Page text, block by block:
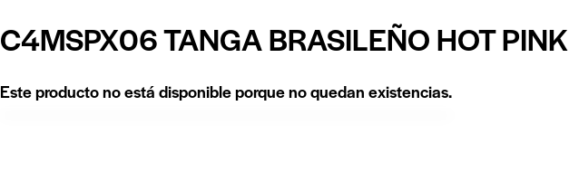
C4MSPX06 TANGA BRASILEÑO HOT PINK
Este producto no está disponible porque no quedan existencias.